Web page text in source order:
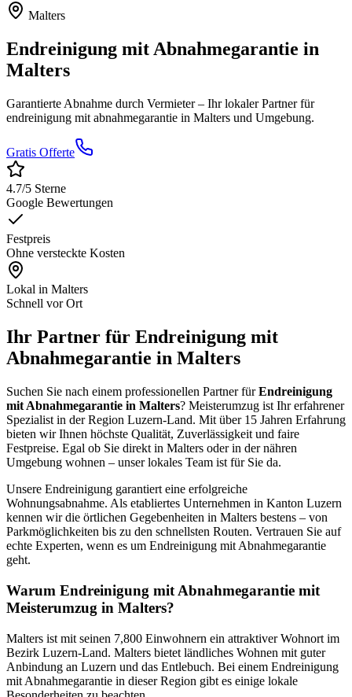
Malters
Endreinigung mit Abnahmegarantie in
Malters
Garantierte Abnahme durch Vermieter– Ihr lokaler Partner für
endreinigung mit abnahmegarantie in Malters und Umgebung.
Gratis Offerte
4.7/5 Sterne
Google Bewertungen
Festpreis
Ohne versteckte Kosten
Lokal in Malters
Schnell vor Ort
Ihr Partner für Endreinigung mit
Abnahmegarantie in Malters
Suchen Sie nach einem professionellen Partner fürEndreinigung
mit Abnahmegarantie in Malters? Meisterumzug ist Ihr erfahrener
Spezialist in der Region Luzern-Land. Mit über 15 Jahren Erfahrung
bieten wir Ihnen höchste Qualität, Zuverlässigkeit und faire
Festpreise. Egal ob Sie direkt in Malters oder in der nähren
Umgebung wohnen – unser lokales Team ist für Sie da.
Unsere Endreinigung garantiert eine erfolgreiche
Wohnungsabnahme. Als etabliertes Unternehmen in Kanton Luzern
kennen wir die örtlichen Gegebenheiten in Malters bestens – von
Parkmöglichkeiten bis zu den schnellsten Routen. Vertrauen Sie auf
echte Experten, wenn es um Endreinigung mit Abnahmegarantie
geht.
Warum Endreinigung mit Abnahmegarantie mit
Meisterumzug in Malters?
Malters ist mit seinen 7,800 Einwohnern ein attraktiver Wohnort im
Bezirk Luzern-Land. Malters bietet ländliches Wohnen mit guter
Anbindung an Luzern und das Entlebuch. Bei einem Endreinigung
mit Abnahmegarantie in dieser Region gibt es einige lokale